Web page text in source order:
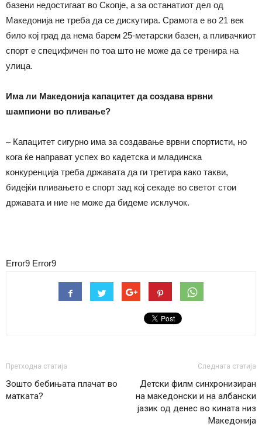
базени недостигаат во Скопје, а за останатиот дел од
Македонија не треба да се дискутира. Срамота е во 21 век
било кој град да нема барем 25-метарски базен, а пливачкиот
спорт е специфичен по тоа што не може да се тренира на
улица.
Има ли Македонија капацитет да создава врвни
шампиони во пливање?
– Капацитет сигурно има за создавање врвни спортисти, но
кога ќе направат успех во кадетска и младинска
конкуренција треба државата да ги третира како такви,
бидејќи пливањето е спорт зад кој секаде во светот стои
државата и ние не може да бидеме исклучок.
Error9 Error9
Претходна статија
Зошто бебињата плачат во
матката?
Следната статија
Детски филм синхронизиран
на македонски и на албански
јазик од денес во кината низ
Македонија